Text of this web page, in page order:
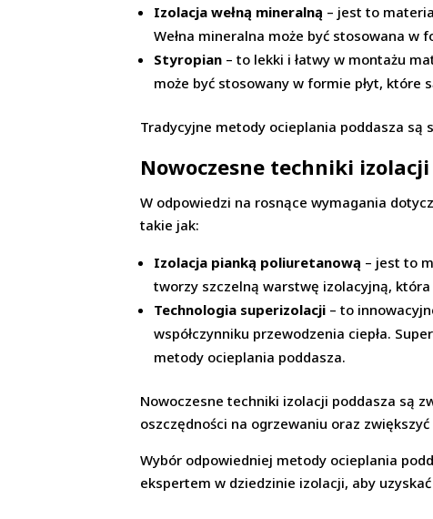
Izolacja wełną mineralną – jest to
Wełna mineralna może być stosowana
Styropian – to lekki i łatwy w montażu
może być stosowany w formie płyt, które
Tradycyjne metody ocieplania poddasza
Nowoczesne techniki izolacji
W odpowiedzi na rosnące wymagania
takie jak:
Izolacja pianką poliuretanową – jest to
tworzy szczelną warstwę izolacyjną,
Technologia superizolacji – to
współczynniku przewodzenia ciepła.
metody ocieplania poddasza.
Nowoczesne techniki izolacji poddasza są
oszczędności na ogrzewaniu oraz
Wybór odpowiedniej metody ocieplania
ekspertem w dziedzinie izolacji, aby